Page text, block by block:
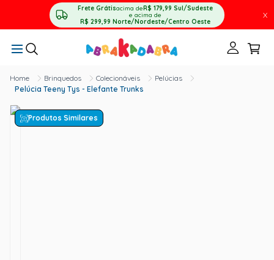
Frete Grátisacima deR$ 179,99 Sul/Sudeste
e acima de
R$ 299,99 Norte/Nordeste/Centro Oeste
X
Brinquedos Colecionáveis
Pelúcias
Pelúcia Teeny Tys - Elefante Trunks
Produtos Similares